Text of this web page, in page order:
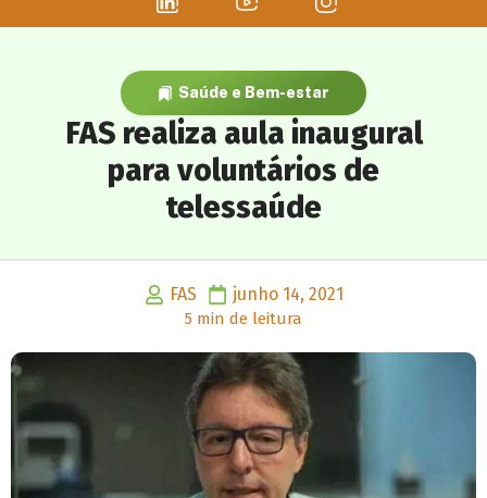
Saúde e Bem-estar
FAS realiza aula inaugural
para voluntários de
telessaúde
FAS junho 14, 2021
5 min de leitura